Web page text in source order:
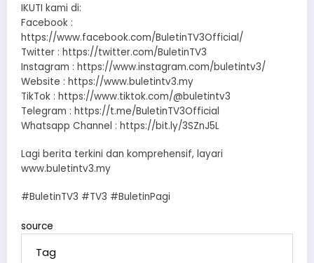
IKUTI kami di:
Facebook :
https://www.facebook.com/BuletinTV3Official/
Twitter : https://twitter.com/BuletinTV3
Instagram : https://www.instagram.com/buletintv3/
Website : https://www.buletintv3.my
TikTok : https://www.tiktok.com/@buletintv3
Telegram : https://t.me/BuletinTV3Official
Whatsapp Channel : https://bit.ly/3SZnJ5L
Lagi berita terkini dan komprehensif, layari
www.buletintv3.my
#BuletinTV3 #TV3 #BuletinPagi
source
Tag